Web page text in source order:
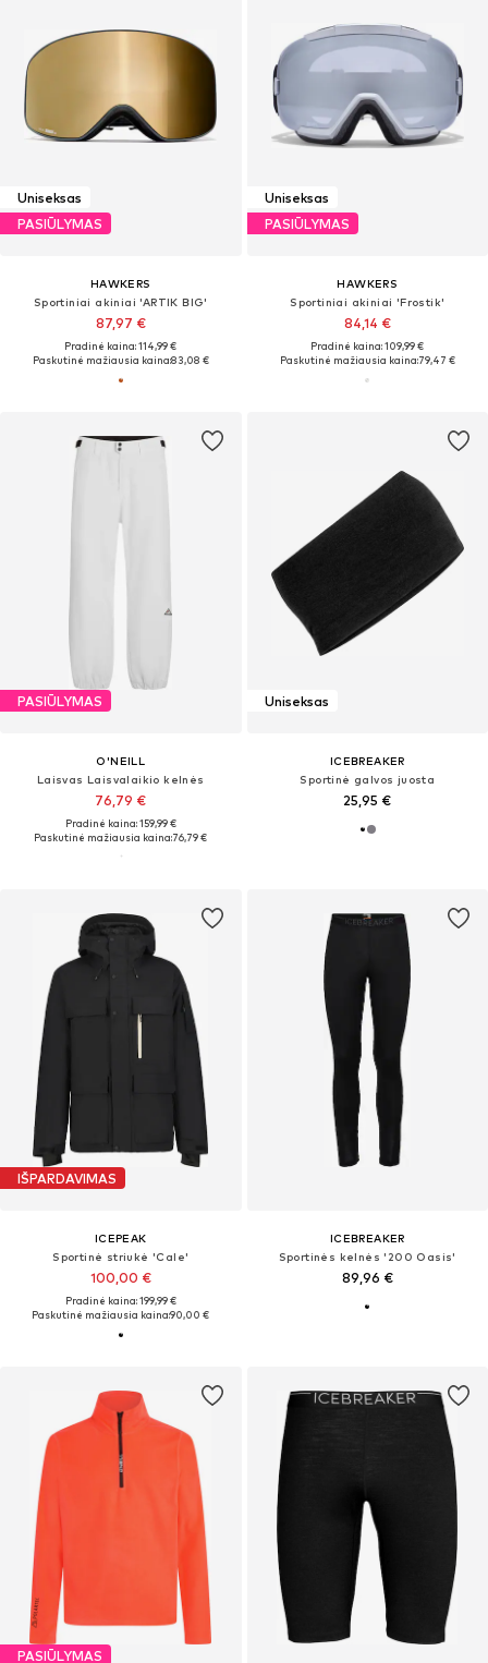
Uniseksas
PASIŪLYMAS
HAWKERS
Sportiniai akiniai 'ARTIK BIG'
87,97 €
Pradinė kaina: 114,99 €
Paskutinė mažiausia kaina:83,08 €
Uniseksas
PASIŪLYMAS
HAWKERS
Sportiniai akiniai 'Frostik'
84,14 €
Pradinė kaina: 109,99 €
Paskutinė mažiausia kaina:79,47 €
PASIŪLYMAS
O'NEILL
Laisvas Laisvalaikio kelnės
76,79 €
Pradinė kaina: 159,99 €
Paskutinė mažiausia kaina:76,79 €
Uniseksas
ICEBREAKER
Sportinė galvos juosta
25,95 €
IŠPARDAVIMAS
ICEPEAK
Sportinė striukė 'Cale'
100,00 €
Pradinė kaina: 199,99 €
Paskutinė mažiausia kaina:90,00 €
ICEBREAKER
Sportinės kelnės '200 Oasis'
89,96 €
PASIŪLYMAS